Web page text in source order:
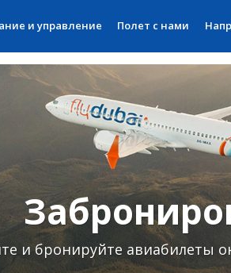
и управление Полет с нами
и бронируйте авиабилеты